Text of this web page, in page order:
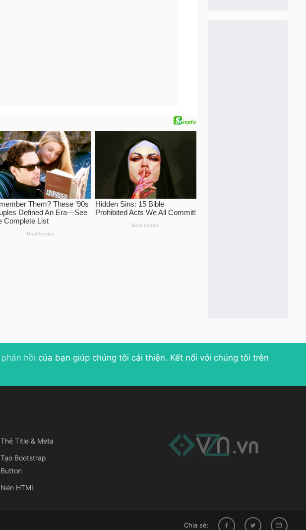
phản hồi của bạn giúp chúng tôi cải thiện. Kết nối với chúng tôi trên
Thẻ Title & Meta
Tạo Bootstrap
Button
Nén HTML
Chia sẻ: